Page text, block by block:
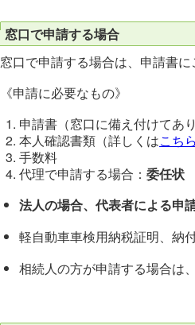
窓口で申請する場合
窓口で申請する場合は、申請書
《申請に必要なもの》
申請書（窓口に備え付けてあ
本人確認書類（詳しくはこちら
手数料
代理で申請する場合： 委任状
法人の場合、代表者による申
軽自動車車検用納税証明、納
相続人の方が申請する場合は